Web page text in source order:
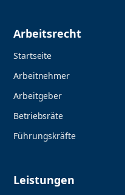
Arbeitsrecht
Startseite
Arbeitnehmer
Arbeitgeber
Betriebsräte
Führungskräfte
Leistungen